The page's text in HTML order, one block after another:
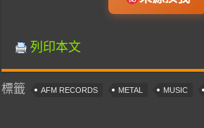
列印本文
標籤 AFM RECORDS METAL MUSIC